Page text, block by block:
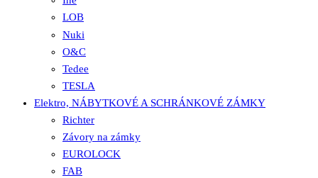
LOB
Nuki
O&C
Tedee
TESLA
Elektro, NÁBYTKOVÉ A SCHRÁNKOVÉ ZÁMKY
Richter
Závory na zámky
EUROLOCK
FAB